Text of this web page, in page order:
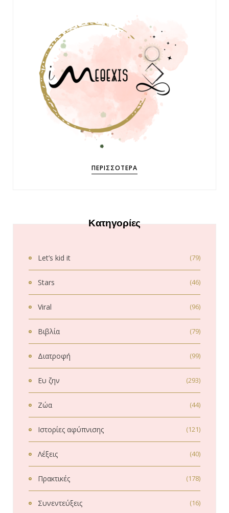
ΠΕΡΙΣΣΌΤΕΡΑ
Κατηγορίες
Let’s kid it (79)
Stars (46)
Viral (96)
Βιβλία (79)
Διατροφή (99)
Ευ ζην (293)
Ζώα (44)
Ιστορίες αφύπνισης (121)
Λέξεις (40)
Πρακτικές (178)
Συνεντεύξεις (16)